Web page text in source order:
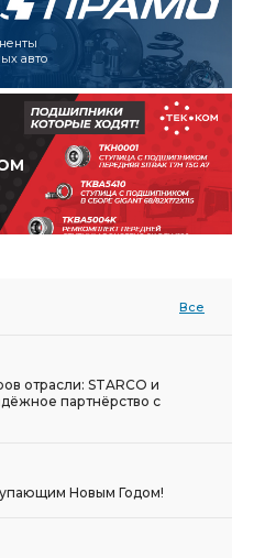
авто
Все
отрасли: STARCO и
партнёрство с
Новым Годом!